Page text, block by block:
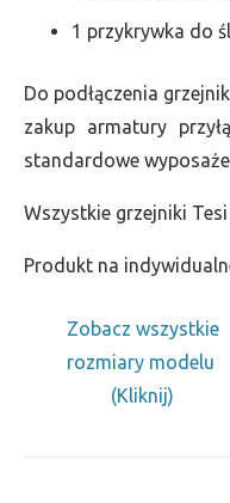
1 przykrywka do
Do podłączenia
zakup armatury
standardowe
Wszystkie grzejniki
Produkt na
Zobacz wszystkie
rozmiary modelu
(Kliknij)